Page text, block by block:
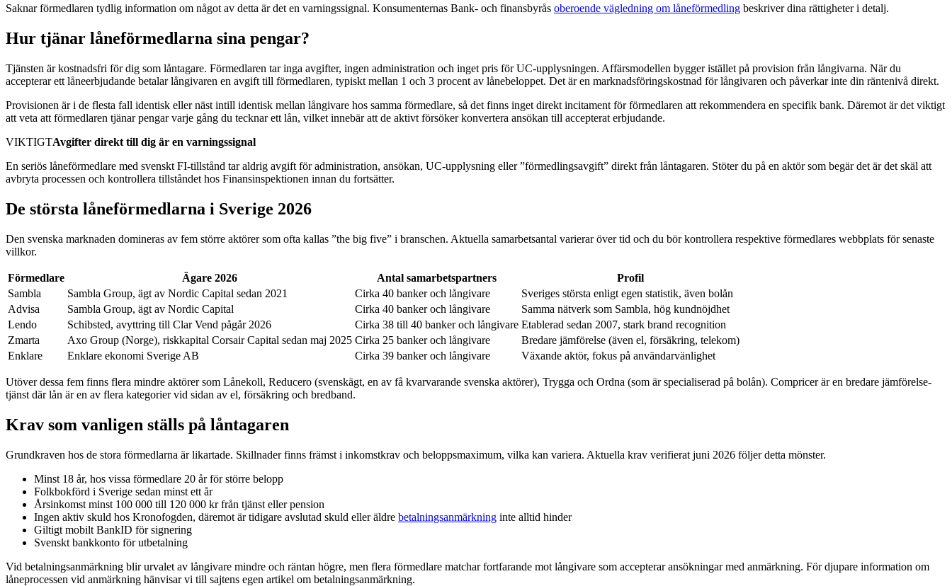
Saknar förmedlaren tydlig information om något av detta är det en varningssignal. Konsumenternas Bank- och finansbyrås oberoende vägledning om låneförmedling beskriver dina rättigheter i detalj.
Hur tjänar låneförmedlarna sina pengar?
Tjänsten är kostnadsfri för dig som låntagare. Förmedlaren tar inga avgifter, ingen administration och inget pris för UC-upplysningen. Affärsmodellen bygger istället på provision från långivarna. När du
accepterar ett låneerbjudande betalar långivaren en avgift till förmedlaren, typiskt mellan 1 och 3 procent av lånebeloppet. Det är en marknadsföringskostnad för långivaren och påverkar inte din räntenivå direkt.
Provisionen är i de flesta fall identisk eller näst intill identisk mellan långivare hos samma förmedlare, så det finns inget direkt incitament för förmedlaren att rekommendera en specifik bank. Däremot är det viktigt
att veta att förmedlaren tjänar pengar varje gång du tecknar ett lån, vilket innebär att de aktivt försöker konvertera ansökan till accepterat erbjudande.
VIKTIGTAvgifter direkt till dig är en varningssignal
En seriös låneförmedlare med svenskt FI-tillstånd tar aldrig avgift för administration, ansökan, UC-upplysning eller ”förmedlingsavgift” direkt från låntagaren. Stöter du på en aktör som begär det är det skäl att
avbryta processen och kontrollera tillståndet hos Finansinspektionen innan du fortsätter.
De största låneförmedlarna i Sverige 2026
Den svenska marknaden domineras av fem större aktörer som ofta kallas ”the big five” i branschen. Aktuella samarbetsantal varierar över tid och du bör kontrollera respektive förmedlares webbplats för senaste
villkor.
Förmedlare Ägare 2026 Antal samarbetspartners
Profil
Sambla
Sambla Group, ägt av Nordic Capital sedan 2021 Cirka 40 banker och långivare
Sveriges största enligt egen statistik, även bolån
Advisa
Sambla Group, ägt av Nordic Capital Cirka 40 banker och långivare
Samma nätverk som Sambla, hög kundnöjdhet
Lendo
Schibsted, avyttring till Clar Vend pågår 2026 Cirka 38 till 40 banker och långivare Etablerad sedan 2007, stark brand recognition
Zmarta
Axo Group (Norge), riskkapital Corsair Capital sedan maj 2025 Cirka 25 banker och långivare
Bredare jämförelse (även el, försäkring, telekom)
Enklare
Enklare ekonomi Sverige AB Cirka 39 banker och långivare Växande aktör, fokus på användarvänlighet
Utöver dessa fem finns flera mindre aktörer som Lånekoll, Reducero (svenskägt, en av få kvarvarande svenska aktörer), Trygga och Ordna (som är specialiserad på bolån). Compricer är en bredare jämförelse-
tjänst där lån är en av flera kategorier vid sidan av el, försäkring och bredband.
Krav som vanligen ställs på låntagaren
Grundkraven hos de stora förmedlarna är likartade. Skillnader finns främst i inkomstkrav och beloppsmaximum, vilka kan variera. Aktuella krav verifierat juni 2026 följer detta mönster.
Minst 18 år, hos vissa förmedlare 20 år för större belopp
Folkbokförd i Sverige sedan minst ett år
Årsinkomst minst 100 000 till 120 000 kr från tjänst eller pension
Ingen aktiv skuld hos Kronofogden, däremot är tidigare avslutad skuld eller äldre betalningsanmärkning inte alltid hinder
Giltigt mobilt BankID för signering
Svenskt bankkonto för utbetalning
Vid betalningsanmärkning blir urvalet av långivare mindre och räntan högre, men flera förmedlare matchar fortfarande mot långivare som accepterar ansökningar med anmärkning. För djupare information om
låneprocessen vid anmärkning hänvisar vi till sajtens egen artikel om betalningsanmärkning.